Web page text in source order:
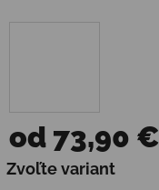
od 73,90 €
Jednotková cena:
Zvoľte variant